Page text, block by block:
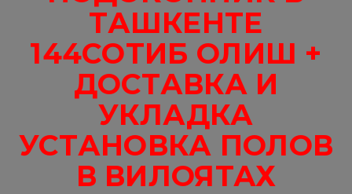
ТАШКЕНТЕ
144СОТИБ ОЛИШ +
ДОСТАВКА И
УКЛАДКА
УСТАНОВКА ПОЛОВ
В ВИЛОЯТАХ